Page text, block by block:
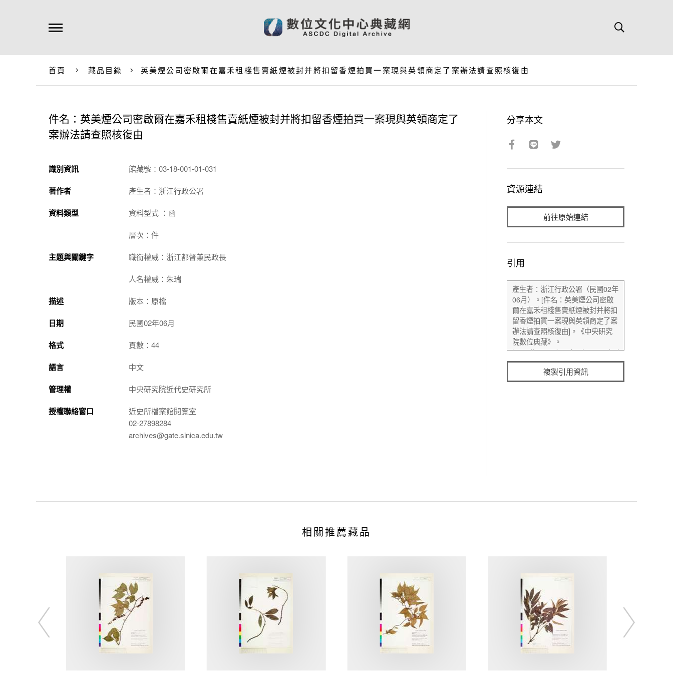
首頁 藏品目錄 英美煙公司密啟爾在嘉禾租棧售賣紙煙被封并將扣留香煙拍買一案現與英領商定了案辦法請查照核復由
件名：英美煙公司密啟爾在嘉禾租棧售賣紙煙被封并將扣留香煙拍買一案現與英領商定了
案辦法請查照核復由
識別資訊 館藏號：03-18-001-01-031
著作者 產生者：浙江行政公署
資料類型 資料型式 ：函
層次：件
主題與關鍵字 職銜權威：浙江都督兼民政長
人名權威：朱瑞
描述 版本：原檔
日期 民國02年06月
格式 頁數：44
語言 中文
管理權 中央研究院近代史研究所
授權聯絡窗口
近史所檔案館閱覽室
02-27898284
archives@gate.sinica.edu.tw
分享本文
資源連結
前往原始連結
引用
複製引用資訊
相關推薦藏品